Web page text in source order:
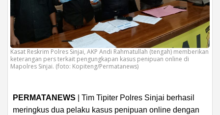
Kasat Reskrim Polres Sinjai, AKP Andi Rahmatullah (tengah) memberikan
keterangan pers terkait pengungkapan kasus penipuan online di
Mapolres Sinjai. (foto: Kopiteng/Permatanews)
PERMATANEWS | Tim Tipiter Polres Sinjai berhasil
meringkus dua pelaku kasus penipuan online dengan